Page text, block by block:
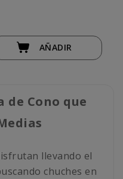
AÑADIR
de Cono que
llevando el
chuches en